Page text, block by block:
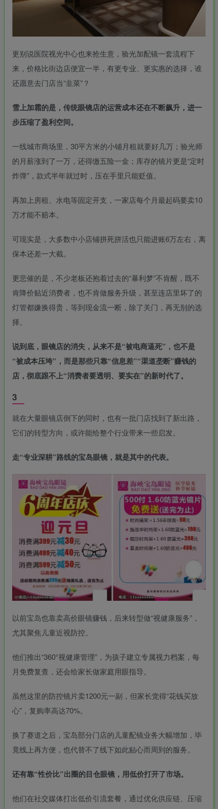
更别说医院视光中心也来抢生意，验光加配镜一套流程下
来，价格比街边店便宜一半，有更专业、更实惠的选择，谁
还愿意去门店当“韭菜”？
雪上加霜的是，传统眼镜店的运营成本还在不断飙升，进一
步压缩了盈利空间。
一线城市商场里，30平方米的小铺月租就要好几万；验光师
的月薪涨到了一万，还得缴五险一金；库存的镜片更是“定时
炸弹”，款式半年就过时，压在手里只能贬值。
再加上房租、水电等固定开支，一家店每个月最起码要卖10
万才能不赔本。
可现实是，大多数中小店铺拼死拼活也只能进账6万左右，离
保本还差一大截。
更悲催的是，不少老板还抱着过去的“暴利梦”不肯醒，既不
肯降价贴近消费者，也不肯做服务升级，甚至连店里坏了的
灯管都嫌换得贵，等到现金流一断，除了关门，再无别的选
择。
说到底，眼镜店的消失，从来不是“被电商逼死”，也不是
“被成本压垮”，而是那些只靠“信息差”“渠道垄断”赚钱的
店，彻底跟不上“消费者要透明、要实在”的新时代了。
3
就在大量眼镜店倒下的同时，也有一批门店找到了新出路，
它们的转型方向，或许能给整个行业带来一些启发。
走“专业深耕”路线的宝岛眼镜 ，就是其中的代表。
以前宝岛也靠卖高价眼镜赚钱，后来转型做“视健康服务”，
尤其聚焦儿童近视防控。
他们推出“360°视健康管理”，为孩子建立专属视力档案，每
月免费复查，还会给家长做家庭用眼指导。
虽然这里的防控镜片卖1200元一副，但家长觉得“花钱买放
心”，复购率高达70%。
换了赛道之后，宝岛部分门店的儿童配镜业务大幅增加，毕
竟线上再方便，也代替不了线下如此贴心而周到的服务。
还有靠“性价比”出圈的目仓眼镜，用低价打开了市场。
他们在社交媒体打出低价引流套餐，通过优化供应链、压缩